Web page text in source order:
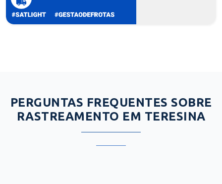
PERGUNTAS FREQUENTES SOBRE
RASTREAMENTO EM TERESINA